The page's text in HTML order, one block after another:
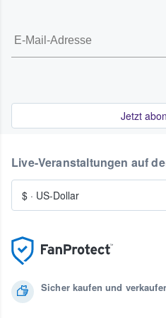
Jetzt
Sicher kaufen und
Live-Veranstaltungen auf
$ · US-Dollar